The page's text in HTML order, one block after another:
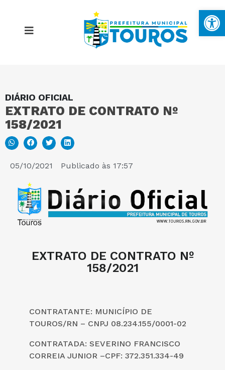
DIÁRIO OFICIAL
EXTRATO DE CONTRATO Nº
158/2021
05/10/2021 Publicado às 17:57
EXTRATO DE CONTRATO Nº
158/2021
CONTRATANTE: MUNICÍPIO DE
TOUROS/RN – CNPJ 08.234.155/0001-02
CONTRATADA: SEVERINO FRANCISCO
CORREIA JUNIOR –CPF: 372.351.334-49
MAPA DO SITE
PORTAL DA TRANSPARÊNCIA
E-SIC
PERGUNTAS FREQUENTES